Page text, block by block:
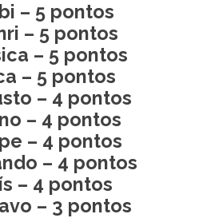
– 5 pontos
– 5 pontos
– 5 pontos
– 5 pontos
– 4 pontos
– 4 pontos
– 4 pontos
– 4 pontos
– 4 pontos
– 3 pontos